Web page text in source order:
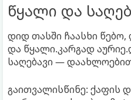
წყალი და
დიდ თასში ჩაასხი
და წყალი.კარგად
საღებავი —
გაითვალისწინე: ქაფის